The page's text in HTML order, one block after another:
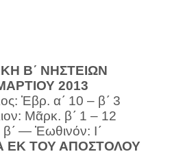
Β´ ΝΗΣΤΕΙΩΝ
2013
Ἑβρ. α´ 10 – β´ 3
Μᾶρκ. β´ 1 – 12
— Ἑωθινόν: Ι´
ΕΚ ΤΟΥ ΑΠΟΣΤΟΛΟΥ